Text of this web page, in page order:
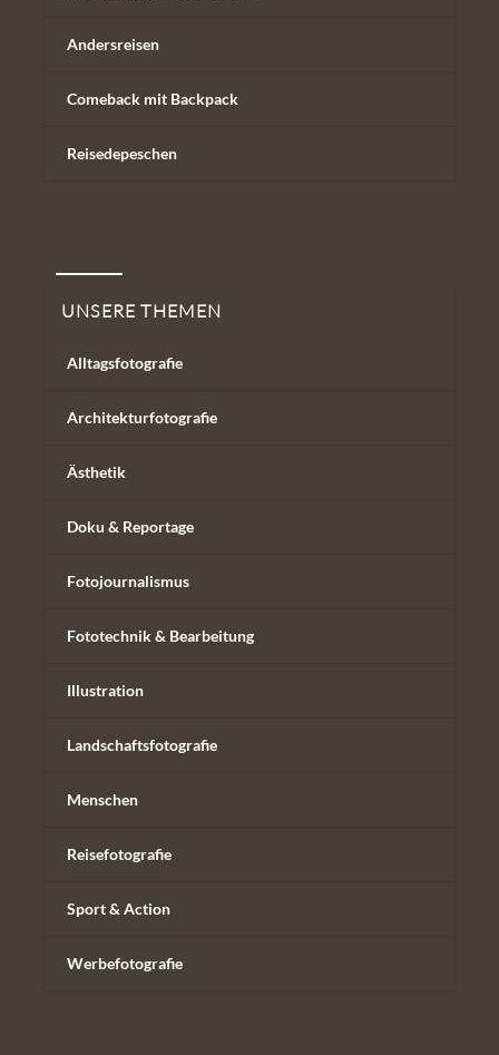
Andersreisen
Comeback mit Backpack
Reisedepeschen
UNSERE THEMEN
Alltagsfotografie
Architekturfotografie
Ästhetik
Doku & Reportage
Fotojournalismus
Fototechnik & Bearbeitung
Illustration
Landschaftsfotografie
Menschen
Reisefotografie
Sport & Action
Werbefotografie